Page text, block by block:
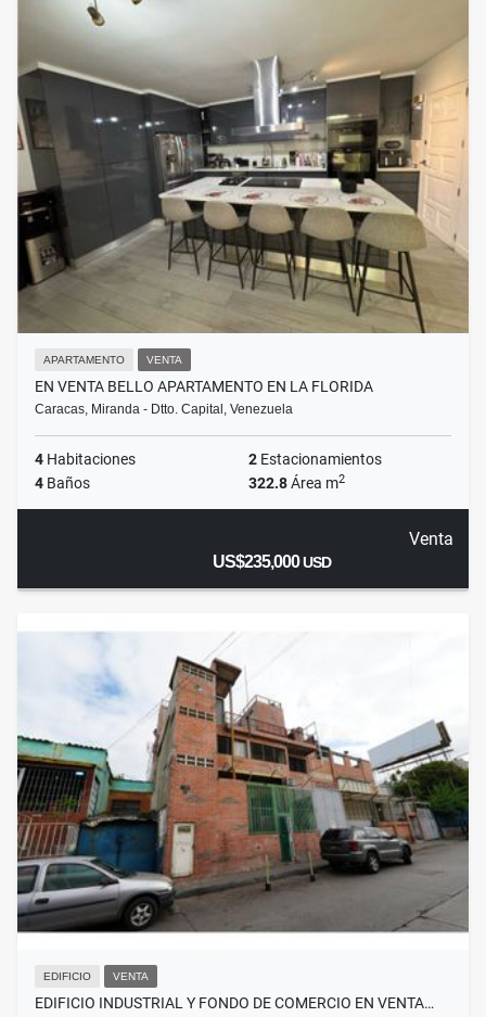
APARTAMENTO VENTA
EN VENTA BELLO APARTAMENTO EN LA FLORIDA
Caracas, Miranda - Dtto. Capital, Venezuela
4 Habitaciones 2 Estacionamientos
4 Baños 322.8Área m2
Venta
US$235,000USD
EDIFICIO VENTA
EDIFICIO INDUSTRIAL Y FONDO DE COMERCIO EN VENTA…